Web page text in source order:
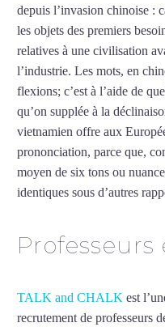
depuis l’invasion chinoise :
les objets des premiers
relatives à une civilisation
l’industrie. Les mots, en
flexions; c’est à l’aide de
qu’on supplée à la
vietnamien offre aux
prononciation, parce que,
moyen de six tons ou
identiques sous d’autres
TALK and CHALK est
recrutement de professeurs